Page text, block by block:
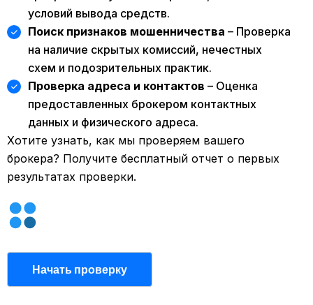
условий вывода средств.
Поиск признаков мошенничества – Проверка
на наличие скрытых комиссий, нечестных
схем и подозрительных практик.
Проверка адреса и контактов – Оценка
предоставленных брокером контактных
данных и физического адреса.
Хотите узнать, как мы проверяем вашего
брокера? Получите бесплатный отчет о первых
результатах проверки.
Начать проверку